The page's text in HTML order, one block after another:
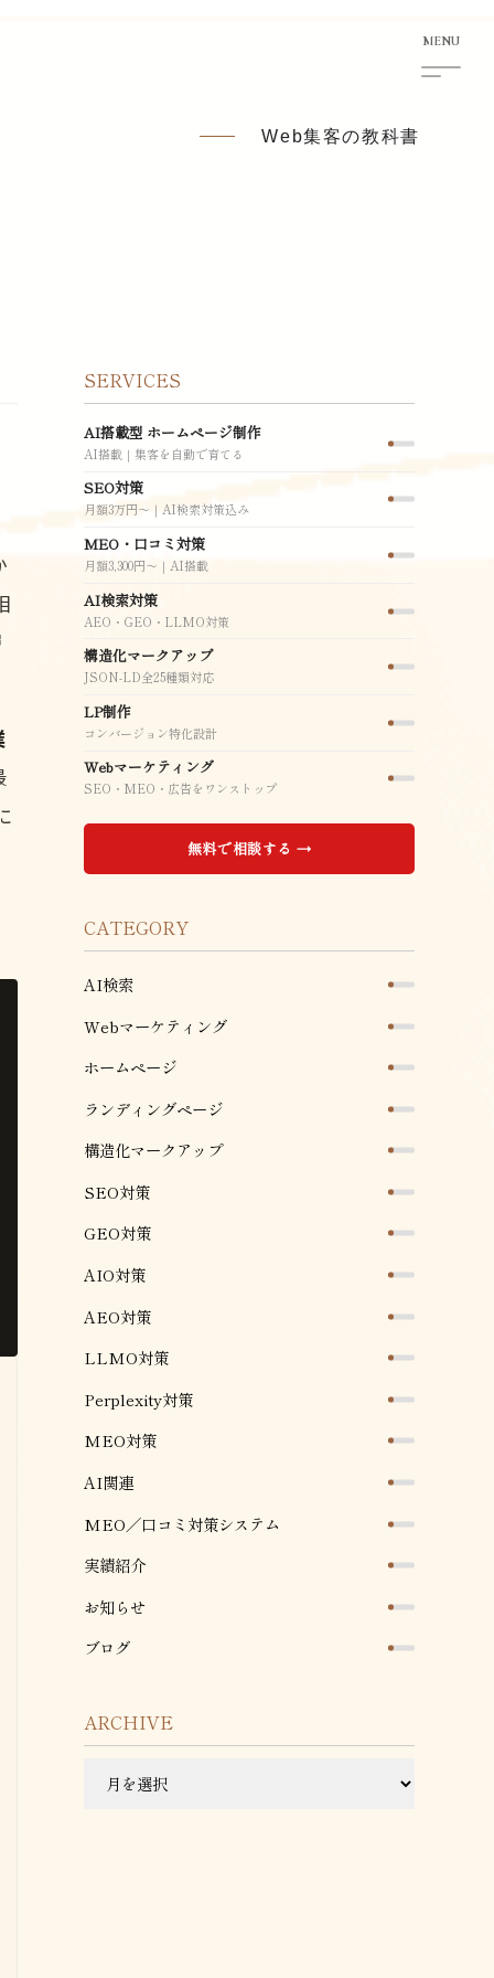
Web集客の教科書
SERVICES
AI搭載型 ホームページ制作
AI搭載｜集客を自動で育てる
SEO対策
月額3万円〜｜AI検索対策込み
MEO・口コミ対策
月額3,300円〜｜AI搭載
AI検索対策
AEO・GEO・LLMO対策
構造化マークアップ
JSON-LD全25種類対応
LP制作
コンバージョン特化設計
Webマーケティング
SEO・MEO・広告をワンストップ
無料で相談する →
CATEGORY
AI検索
Webマーケティング
ホームページ
ランディングページ
構造化マークアップ
SEO対策
GEO対策
AIO対策
AEO対策
LLMO対策
Perplexity対策
MEO対策
AI関連
MEO／口コミ対策システム
実績紹介
お知らせ
ブログ
ARCHIVE
ARCHIVE